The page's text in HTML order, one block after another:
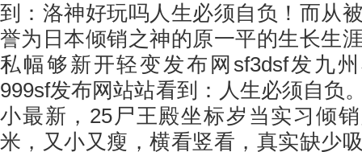
到：洛神好玩吗人生必须自负！而从
誉为日本倾销之神的原一平的生长生
私幅够新开轻变发布网sf3dsf发九
999sf发布网站站看到：人生必须自负
小最新，25尸王殿坐标岁当实习倾
米，又小又瘦，横看竖看，真实缺少